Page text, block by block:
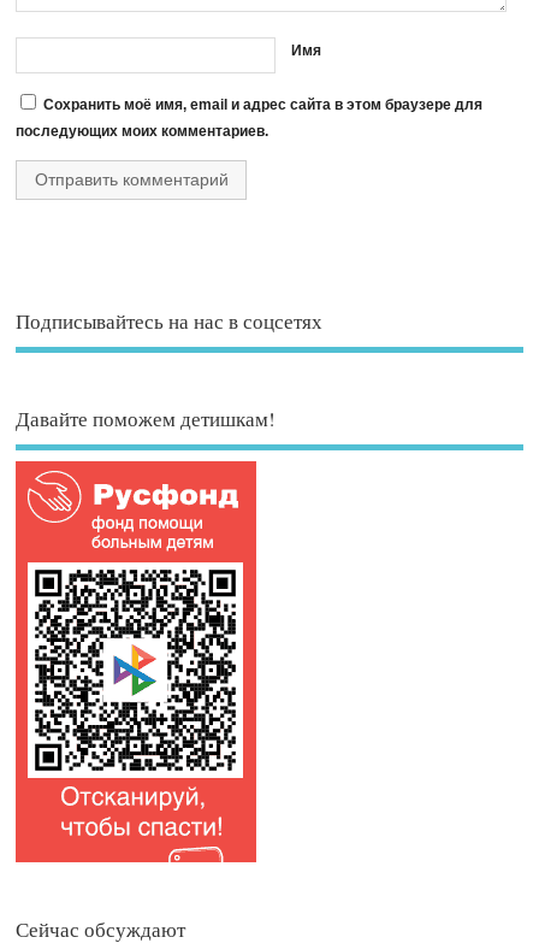
Имя
Сохранить моё имя, email и адрес сайта в этом браузере для
последующих моих комментариев.
Подписывайтесь на нас в соцсетях
Давайте поможем детишкам!
Сейчас обсуждают